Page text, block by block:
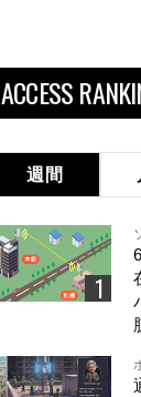
ACCESS
週間